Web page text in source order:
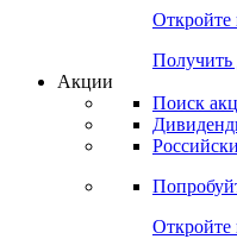
Откройте
Получить
Акции
Поиск
Откройте